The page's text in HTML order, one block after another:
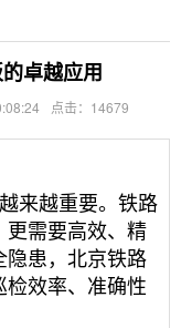
卓越应用
点击：14679
来越重要。铁路
需要高效、精
患，北京铁路
效率、准确性